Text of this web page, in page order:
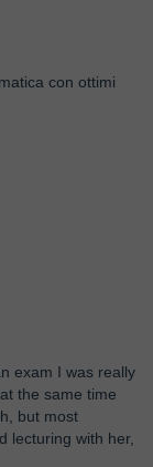
con ottimi
exam I was really
the same time
but most
lecturing with her,